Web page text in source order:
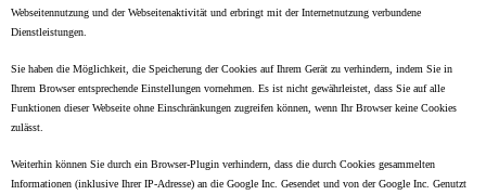
Webseitennutzung und der Webseitenaktivität und erbringt mit der Internetnutzung verbundene
Dienstleistungen.
Sie haben die Möglichkeit, die Speicherung der Cookies auf Ihrem Gerät zu verhindern, indem Sie in
Ihrem Browser entsprechende Einstellungen vornehmen. Es ist nicht gewährleistet, dass Sie auf alle
Funktionen dieser Webseite ohne Einschränkungen zugreifen können, wenn Ihr Browser keine Cookies
zulässt.
Weiterhin können Sie durch ein Browser-Plugin verhindern, dass die durch Cookies gesammelten
Informationen (inklusive Ihrer IP-Adresse) an die Google Inc. Gesendet und von der Google Inc. Genutzt